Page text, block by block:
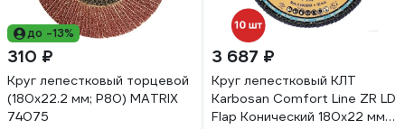
до -13%
310 ₽
Круг лепестковый торцевой
(180x22.2 мм; P80) MATRIX
74075
3 687 ₽
Круг лепестковый КЛТ
Karbosan Comfort Line ZR LD
Flap Конический 180x22 мм/